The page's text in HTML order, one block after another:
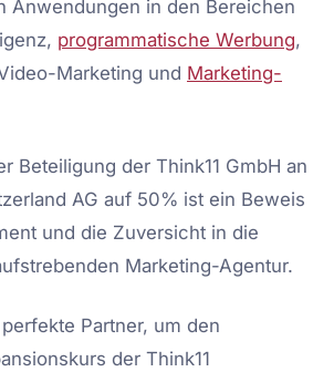
Anwendungen in den Bereichen
programmatische Werbung,
Marketing und Marketing-
Beteiligung der Think11 GmbH an
AG auf 50% ist ein Beweis
und die Zuversicht in die
Marketing-Agentur.
Partner, um den
der Think11